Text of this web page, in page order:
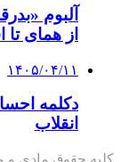
از همای تا
۱۴۰۵/۰۴/۱۱
دکلمه‌
انقلاب